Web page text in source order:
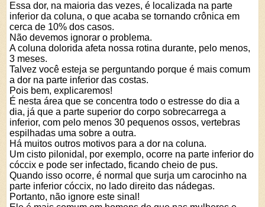
Essa dor, na maioria das vezes, é localizada na parte
inferior da coluna, o que acaba se tornando crônica em
cerca de 10% dos casos.
Não devemos ignorar o problema.
A coluna dolorida afeta nossa rotina durante, pelo menos,
3 meses.
Talvez você esteja se perguntando porque é mais comum
a dor na parte inferior das costas.
Pois bem, explicaremos!
É nesta área que se concentra todo o estresse do dia a
dia, já que a parte superior do corpo sobrecarrega a
inferior, com pelo menos 30 pequenos ossos, vertebras
espilhadas uma sobre a outra.
Há muitos outros motivos para a dor na coluna.
Um cisto pilonidal, por exemplo, ocorre na parte inferior do
cóccix e pode ser infectado, ficando cheio de pus.
Quando isso ocorre, é normal que surja um carocinho na
parte inferior cóccix, no lado direito das nádegas.
Portanto, não ignore este sinal!